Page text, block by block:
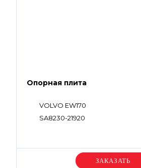
Опорная плита
VOLVO EW170
SA8230-21920
Уточняйте цену